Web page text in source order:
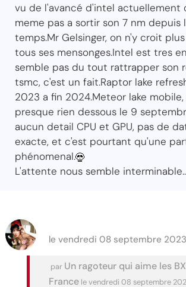
vu de l'avancé d'intel actuellement
meme pas a sortir son 7 nm depuis
temps.Mr Gelsinger, on n'y croit
tous ses mensonges.Intel est tres
semble pas du tout rattrapper son
tsmc, c'est un fait.Raptor lake
2023 a fin 2024.Meteor lake
presque rien dessous le 9
aucun detail CPU et GPU, pas de
exacte, et c'est pourtant qu'une
phénomenal.
L'attente nous semble
le vendredi 08 septembre
par Un ragoteur qui aime les
France le vendredi 08 septembre